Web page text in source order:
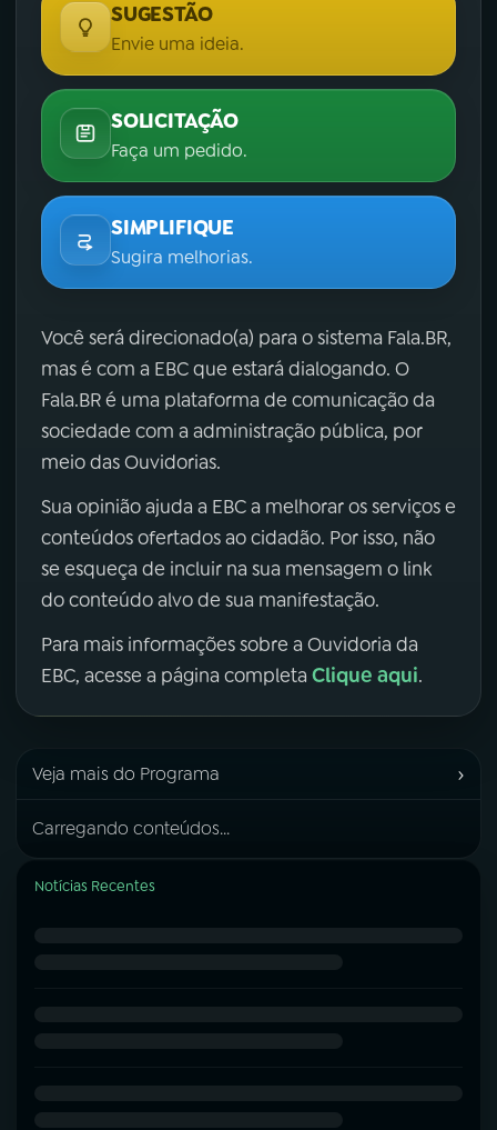
SUGESTÃO
Envie uma ideia.
SOLICITAÇÃO
Faça um pedido.
SIMPLIFIQUE
Sugira melhorias.
Você será direcionado(a) para o sistema Fala.BR,
mas é com a EBC que estará dialogando. O
Fala.BR é uma plataforma de comunicação da
sociedade com a administração pública, por
meio das Ouvidorias.
Sua opinião ajuda a EBC a melhorar os serviços e
conteúdos ofertados ao cidadão. Por isso, não
se esqueça de incluir na sua mensagem o link
do conteúdo alvo de sua manifestação.
Para mais informações sobre a Ouvidoria da
EBC, acesse a página completa Clique aqui.
Veja mais do Programa ›
Carregando conteúdos...
Notícias Recentes